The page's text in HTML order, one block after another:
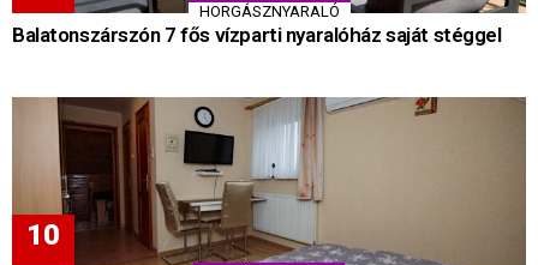
HORGÁSZNYARALÓ
Balatonszárszón 7 fős vízparti nyaralóház saját stéggel